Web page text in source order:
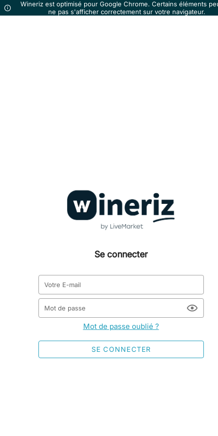
Wineriz est optimisé pour Google Chrome. Certains éléments
ne pas s'afficher correctement sur votre navigateur.
Se connecter
Votre E-mail
Mot de passe
Mot de passe oublié ?
SE CONNECTER